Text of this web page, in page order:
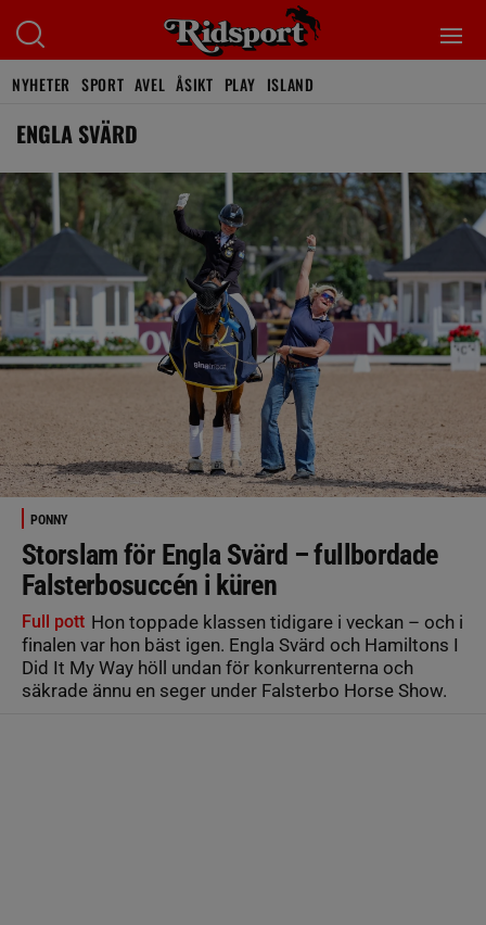
NYHETER SPORT AVEL ÅSIKT PLAY ISLAND
ENGLA SVÄRD
PONNY
Storslam för Engla Svärd – fullbordade
Falsterbosuccén i küren
Full pott Hon toppade klassen tidigare i veckan – och i
finalen var hon bäst igen. Engla Svärd och Hamiltons I
Did It My Way höll undan för konkurrenterna och
säkrade ännu en seger under Falsterbo Horse Show.